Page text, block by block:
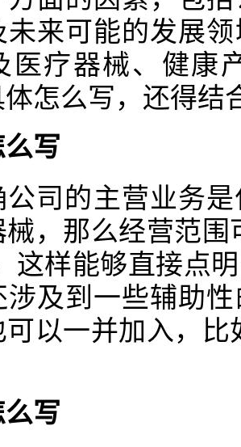
未来可能的发展
医疗器械、健康
怎么写，还得结
写
公司的主营业务
，那么经营范
这样能够直接点
涉及到一些辅助
以一并加入，
写